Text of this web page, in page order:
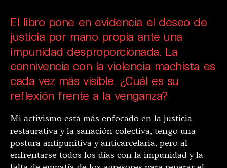
El libro pone en evidencia el deseo de
justicia por mano propia ante una
impunidad desproporcionada. La
connivencia con la violencia machista es
cada vez más visible. ¿Cuál es su
reflexión frente a la venganza?
Mi activismo está más enfocado en la justicia
restaurativa y la sanación colectiva, tengo una
postura antipunitiva y anticarcelaria, pero al
enfrentarse todos los días con la impunidad y la